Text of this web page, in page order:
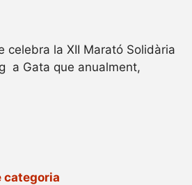
celebra la XII Marató Solidària
a Gata que anualment,
categoria